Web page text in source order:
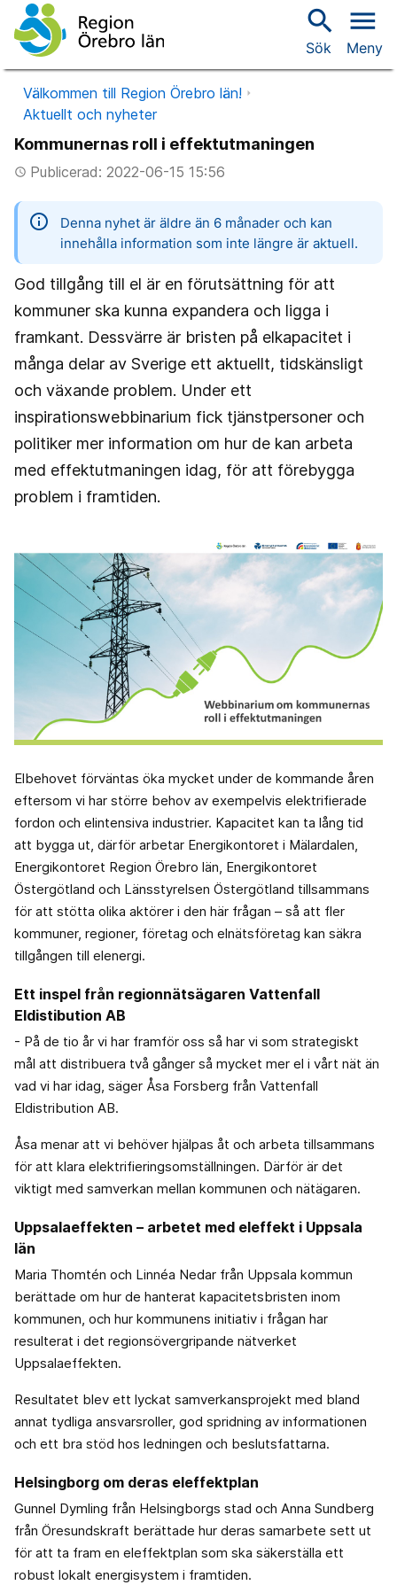
search
Sök
menu
Meny
Välkommen till Region Örebro län!
Aktuellt och nyheter
Kommunernas roll i effektutmaningen
access_timePublicerad: 2022-06-15 15:56
information
Denna nyhet är äldre än 6 månader och kan
innehålla information som inte längre är aktuell.
God tillgång till el är en förutsättning för att
kommuner ska kunna expandera och ligga i
framkant. Dessvärre är bristen på elkapacitet i
många delar av Sverige ett aktuellt, tidskänsligt
och växande problem. Under ett
inspirationswebbinarium fick tjänstpersoner och
politiker mer information om hur de kan arbeta
med effektutmaningen idag, för att förebygga
problem i framtiden.
Elbehovet förväntas öka mycket under de kommande åren
eftersom vi har större behov av exempelvis elektrifierade
fordon och elintensiva industrier. Kapacitet kan ta lång tid
att bygga ut, därför arbetar Energikontoret i Mälardalen,
Energikontoret Region Örebro län, Energikontoret
Östergötland och Länsstyrelsen Östergötland tillsammans
för att stötta olika aktörer i den här frågan – så att fler
kommuner, regioner, företag och elnätsföretag kan säkra
tillgången till elenergi.
Ett inspel från regionnätsägaren Vattenfall
Eldistibution AB
- På de tio år vi har framför oss så har vi som strategiskt
mål att distribuera två gånger så mycket mer el i vårt nät än
vad vi har idag, säger Åsa Forsberg från Vattenfall
Eldistribution AB.
Åsa menar att vi behöver hjälpas åt och arbeta tillsammans
för att klara elektrifieringsomställningen. Därför är det
viktigt med samverkan mellan kommunen och nätägaren.
Uppsalaeffekten – arbetet med eleffekt i Uppsala
län
Maria Thomtén och Linnéa Nedar från Uppsala kommun
berättade om hur de hanterat kapacitetsbristen inom
kommunen, och hur kommunens initiativ i frågan har
resulterat i det regionsövergripande nätverket
Uppsalaeffekten.
Resultatet blev ett lyckat samverkansprojekt med bland
annat tydliga ansvarsroller, god spridning av informationen
och ett bra stöd hos ledningen och beslutsfattarna.
Helsingborg om deras eleffektplan
Gunnel Dymling från Helsingborgs stad och Anna Sundberg
från Öresundskraft berättade hur deras samarbete sett ut
för att ta fram en eleffektplan som ska säkerställa ett
robust lokalt energisystem i framtiden.